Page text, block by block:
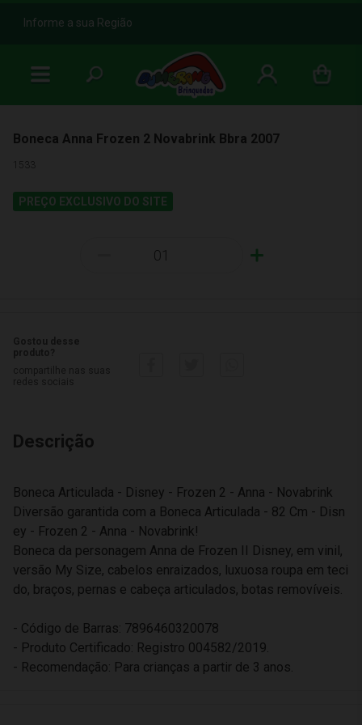
b
Informe a sua Região
Boneca Anna Frozen 2 Novabrink Bbra 2007
1533
PREÇO EXCLUSIVO DO SITE
+
Descrição
Boneca Articulada - Disney - Frozen 2 - Anna - Novabrink
Diversão garantida com a Boneca Articulada - 82 Cm - Disn
ey - Frozen 2 - Anna - Novabrink!
Boneca da personagem Anna de Frozen II Disney, em vinil,
versão My Size, cabelos enraizados, luxuosa roupa em teci
do, braços, pernas e cabeça articulados, botas removíveis.
- Código de Barras: 7896460320078
- Produto Certificado: Registro 004582/2019.
- Recomendação: Para crianças a partir de 3 anos.